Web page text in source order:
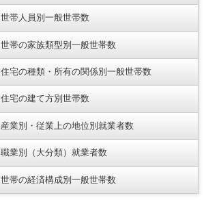
世帯人員別一般世帯数
世帯の家族類型別一般世帯数
住宅の種類・所有の関係別一般世帯数
住宅の建て方別世帯数
産業別・従業上の地位別就業者数
職業別（大分類）就業者数
世帯の経済構成別一般世帯数